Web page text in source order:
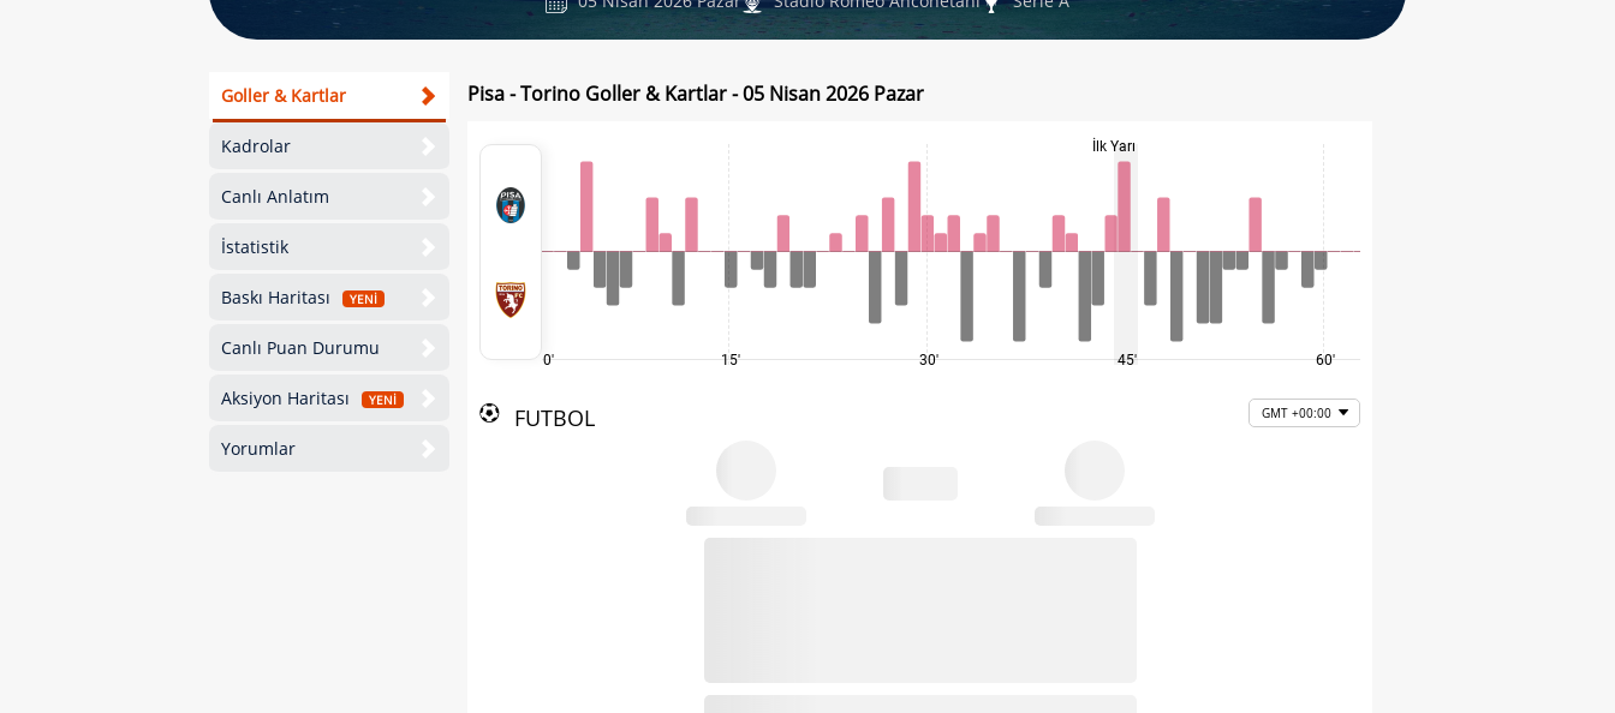
Goller & Kartlar
Kadrolar
Canlı Anlatım
İstatistik
Baskı Haritası YENİ
Canlı Puan Durumu
Aksiyon Haritası YENİ
Yorumlar
Pisa - Torino Goller & Kartlar - 05 Nisan 2026 Pazar
0' 15' 30'
İlk Yarı
45' 60'
FUTBOL GMT +00:00